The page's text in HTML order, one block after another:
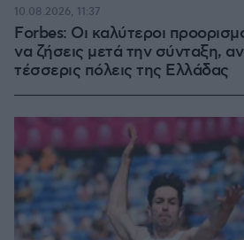
Forbes: Οι καλύτεροι
να ζήσεις μετά την σύνταξη,
τέσσερις πόλεις της Ελλάδας
10.08.2026, 11:37